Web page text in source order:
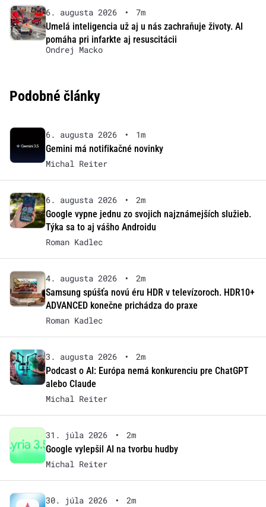
6. augusta 2026 •
7m
Umelá inteligencia už aj u nás zachraňuje životy. AI
pomáha pri infarkte aj resuscitácii
Ondrej Macko
Podobné články
6. augusta 2026 •
1m
Gemini má notifikačné novinky
Michal Reiter
6. augusta 2026 •
2m
Google vypne jednu zo svojich najznámejších služieb.
Týka sa to aj vášho Androidu
Roman Kadlec
4. augusta 2026 •
2m
Samsung spúšťa novú éru HDR v televízoroch. HDR10+
ADVANCED konečne prichádza do praxe
Roman Kadlec
3. augusta 2026 •
2m
Podcast o AI: Európa nemá konkurenciu pre ChatGPT
alebo Claude
Michal Reiter
31. júla 2026 •
2m
Google vylepšil AI na tvorbu hudby
Michal Reiter
30. júla 2026 •
2m